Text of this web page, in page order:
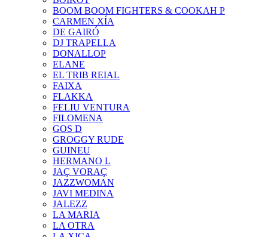
BOOM BOOM FIGHTERS & COOKAH P
CARMEN XÍA
DE GAIRÓ
DJ TRAPELLA
DONALLOP
ELANE
EL TRIB REIAL
FAIXA
FLAKKA
FELIU VENTURA
FILOMENA
GOS D
GROGGY RUDE
GUINEU
HERMANO L
JAÇ VORAÇ
JAZZWOMAN
JAVI MEDINA
JALEZZ
LA MARIA
LA OTRA